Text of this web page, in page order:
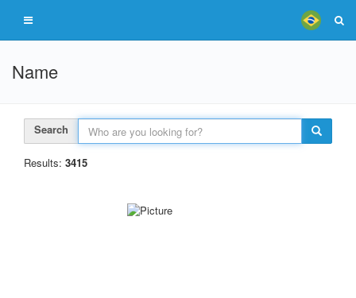
Name
Search
Results: 3415